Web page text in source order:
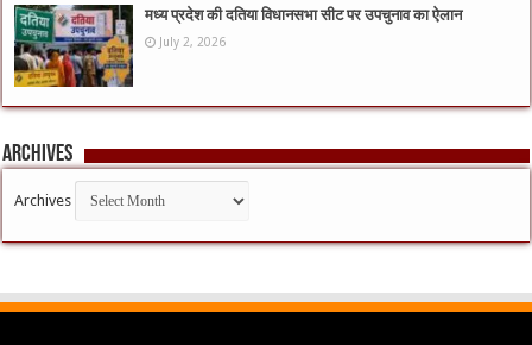
मध्य प्रदेश की दतिया विधानसभा सीट पर उपचुनाव का ऐलान
July 2, 2026
Archives
Archives